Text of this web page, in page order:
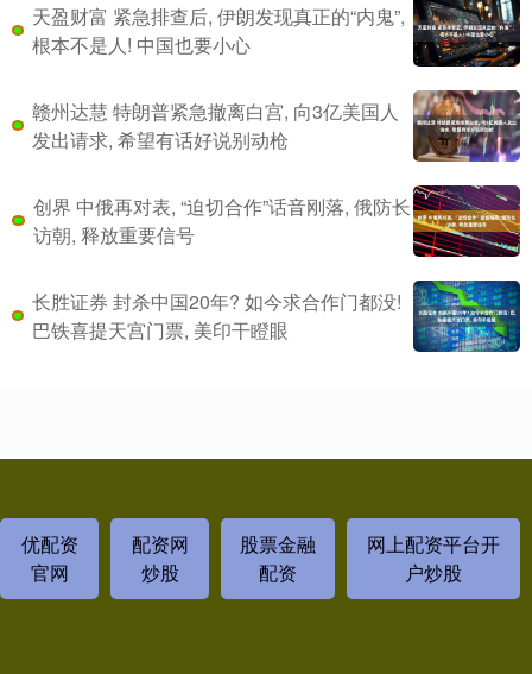
天盈财富 紧急排查后, 伊朗发现真正的“内鬼”,
根本不是人! 中国也要小心
赣州达慧 特朗普紧急撤离白宫, 向3亿美国人
发出请求, 希望有话好说别动枪
创界 中俄再对表, “迫切合作”话音刚落, 俄防长
访朝, 释放重要信号
长胜证券 封杀中国20年? 如今求合作门都没!
巴铁喜提天宫门票, 美印干瞪眼
优配资
官网
配资网
炒股
股票金融
配资
网上配资平台开
户炒股